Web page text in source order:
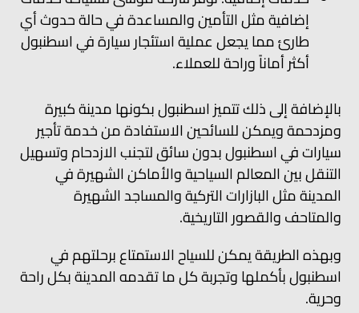
إضافية مثل التأمين والمساعدة في حالة حدوث أي
طارئ مما يجعل عملية استئجار سيارة في اسطنبول
أكثر أماناً وراحة للعملاء.
بالإضافة إلى ذلك تتميز اسطنبول بكونها مدينة كبيرة
ومزدحمة ويمكن للسائحين الاستفادة من خدمة تأجير
سيارات في اسطنبول بدون سائق لتجنب الازدحام وتسهيل
التنقل بين المعالم السياحية والأماكن الشهيرة في
المدينة مثل البازارات التركية والمساجد الشهيرة
والمتاحف والقصور التاريخية.
وبهذه الطريقة يمكن للسياح الاستمتاع برحلتهم في
اسطنبول بأكملها وتجربة كل ما تقدمه المدينة بكل راحة
وحرية.